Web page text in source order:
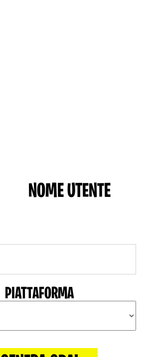
NOME UTENTE
PIATTAFORMA